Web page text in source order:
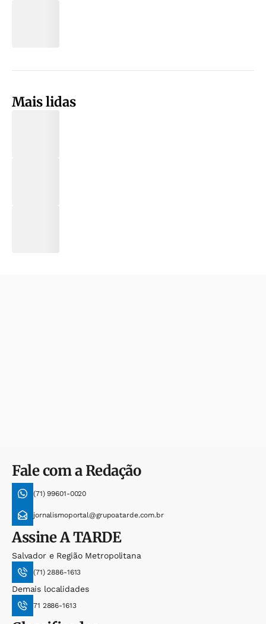
Mais lidas
Fale com a Redação
(71) 99601-0020
jornalismoportal@grupoatarde.com.br
AssineA TARDE
Salvador e Região Metropolitana
(71) 2886-1613
Demais localidades
71 2886-1613